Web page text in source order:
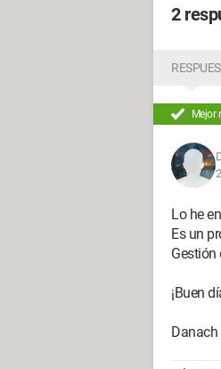
2
Mejor
Lo he
Es un
Gestión
¡Buen
Danach